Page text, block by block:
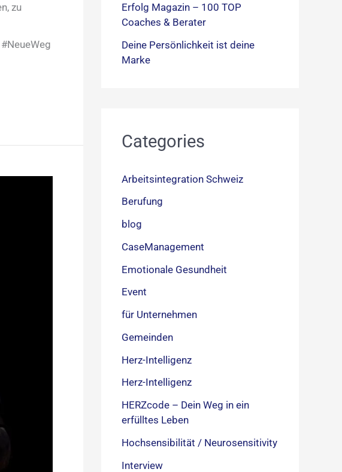
zu
Erfolg Magazin – 100 TOP
Coaches & Berater
Deine Persönlichkeit ist deine
Marke
Categories
Arbeitsintegration Schweiz
Berufung
blog
CaseManagement
Emotionale Gesundheit
Event
für Unternehmen
Gemeinden
Herz-Intelligenz
Herz-Intelligenz
HERZcode – Dein Weg in ein
erfülltes Leben
Hochsensibilität / Neurosensitivity
Interview